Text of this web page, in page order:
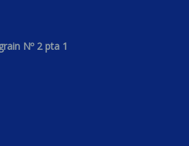
Nº 2 pta 1